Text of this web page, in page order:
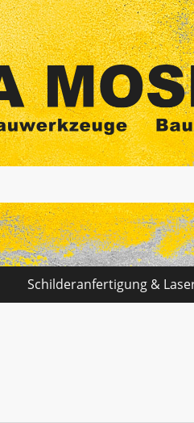
Schilderanfertigung &
- Sägen - Zubehör
- Kamin